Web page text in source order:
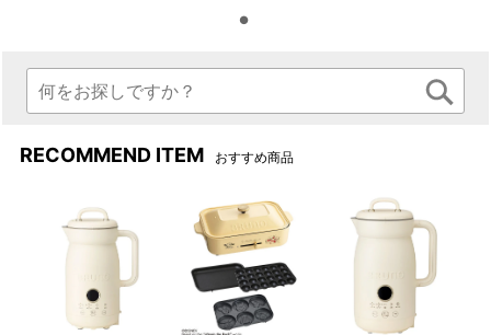
ハニージンジャーキャロットポタージュ
RECOMMEND ITEM おすすめ商品